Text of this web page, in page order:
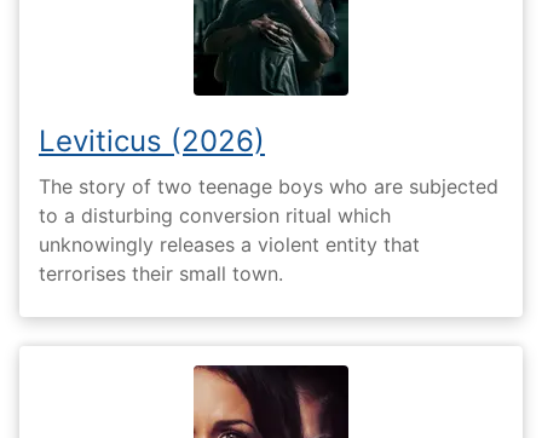
Leviticus (2026)
The story of two teenage boys who are subjected
to a disturbing conversion ritual which
unknowingly releases a violent entity that
terrorises their small town.